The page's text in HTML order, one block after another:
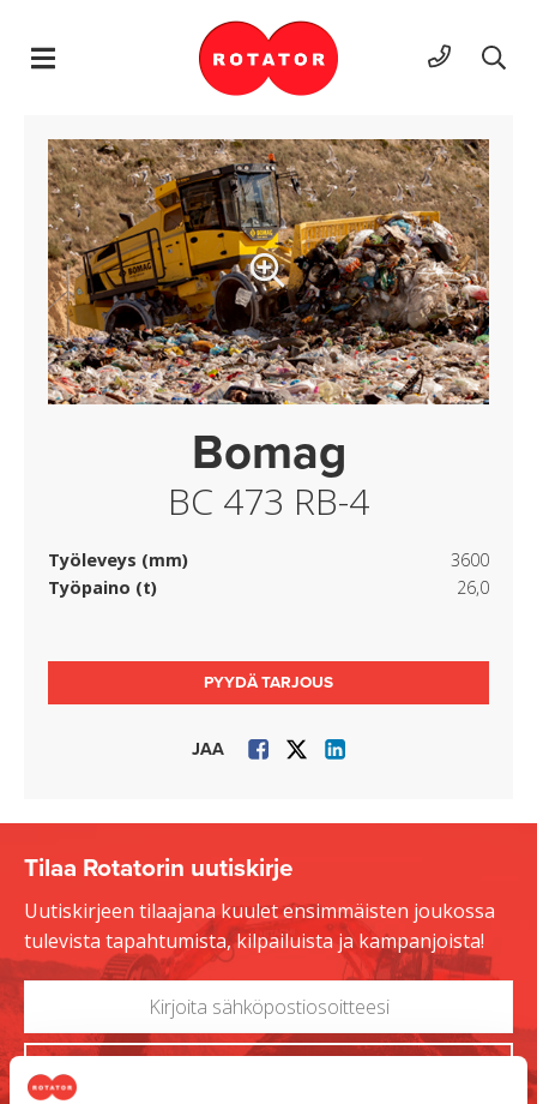
Bomag
BC 473 RB-4
Työleveys (mm)
3600
Työpaino (t)
26,0
PYYDÄ TARJOUS
JAA
Tilaa Rotatorin uutiskirje
Uutiskirjeen tilaajana kuulet ensimmäisten joukossa
tulevista tapahtumista, kilpailuista ja kampanjoista!